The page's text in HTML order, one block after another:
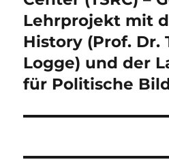
Lehrprojekt mit
History (Prof. Dr.
Logge) und der
für Politische